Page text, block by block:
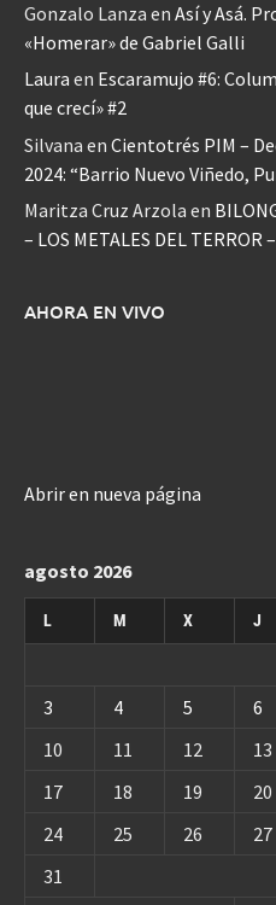
Gonzalo Lanza en Así y Asá.
«Homerar» de Gabriel Galli
Laura en Escaramujo #6:
que crecí» #2
Silvana en Cientotrés PIM –
2024: “Barrio Nuevo Viñedo,
Maritza Cruz Arzola en
– LOS METALES DEL TERROR
AHORA EN VIVO
Abrir en nueva página
agosto 2026
L M X J
3
4 5 6
10
11 12 13
17
18 19 20
24
25 26 27
31